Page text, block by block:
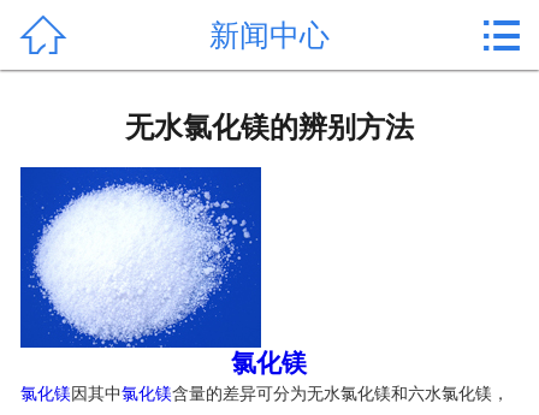
作用用途
 新闻中心 
无水氯化镁的辨别方法
氯化镁
氯化镁 因其中氯化镁含量的差异可分为无水氯化镁和六水氯化镁，